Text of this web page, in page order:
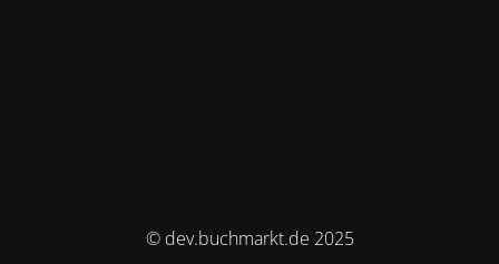
© dev.buchmarkt.de 2025